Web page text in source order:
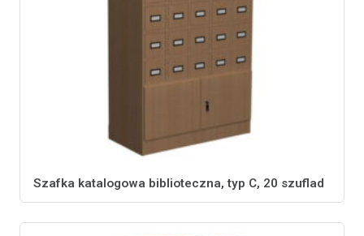
Szafka katalogowa biblioteczna, typ C, 20 szuflad